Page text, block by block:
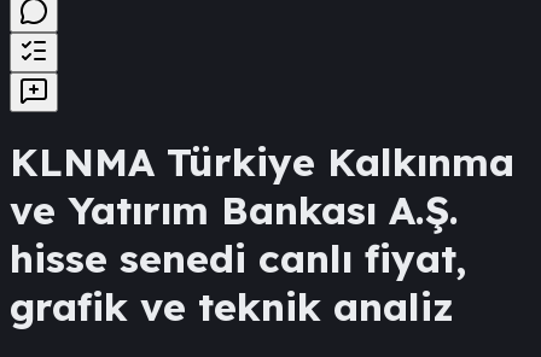
KLNMA Türkiye Kalkınma
ve Yatırım Bankası A.Ş.
hisse senedi canlı fiyat,
grafik ve teknik analiz